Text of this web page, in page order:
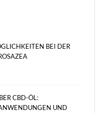
BEI DER
CBD-ÖL:
UND